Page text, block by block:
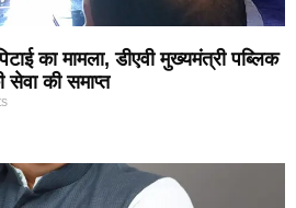
का मामला, डीएवी मुख्यमंत्री पब्लिक
की समाप्त